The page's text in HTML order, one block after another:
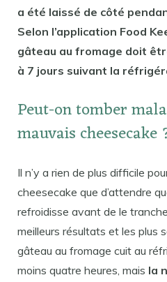
a été laissé de côté
Selon l’application Food
gâteau au fromage doit
à 7 jours suivant la
Peut-on tomber
mauvais cheesecake
Il n’y a rien de plus difficile
cheesecake que d’attendre
refroidisse avant de le
meilleurs résultats et les plus
gâteau au fromage cuit au
moins quatre heures, mais la